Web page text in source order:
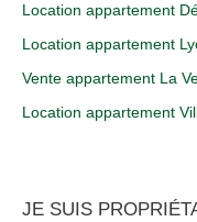
Location appartement
Location appartement
Vente appartement La
Location appartement
JE SUIS